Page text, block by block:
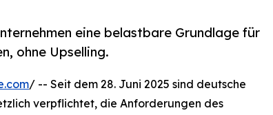
eine belastbare Grundlage für
ohne Upselling.
/ -- Seit dem 28. Juni 2025 sind deutsche
verpflichtet, die Anforderungen des